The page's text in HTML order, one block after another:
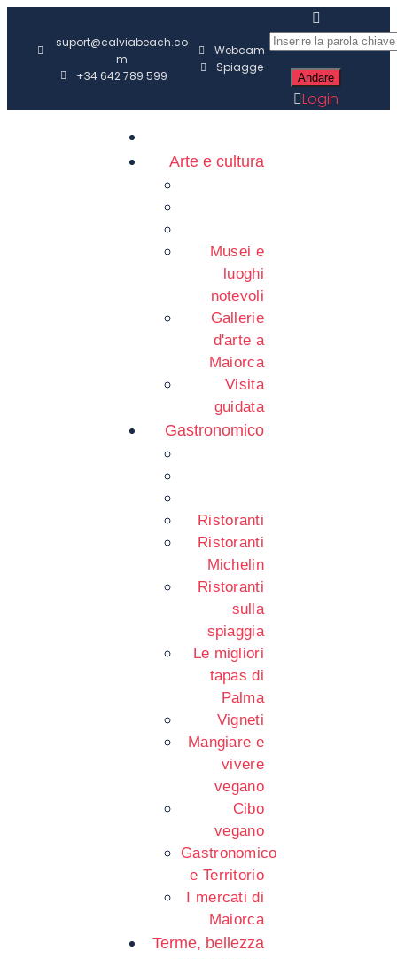
suport@calviabeach.co
m
+34 642 789 599
Webcam
Spiagge
Login
Arte e cultura
Musei e
luoghi
notevoli
Gallerie
d'arte a
Maiorca
Visita
guidata
Gastronomico
Ristoranti
Ristoranti
Michelin
Ristoranti
sulla
spiaggia
Le migliori
tapas di
Palma
Vigneti
Mangiare e
vivere
vegano
Cibo
vegano
Gastronomico
e Territorio
I mercati di
Maiorca
Terme, bellezza